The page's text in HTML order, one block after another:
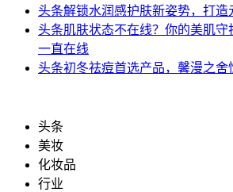
头条解锁水润感护肤新姿势，打造
头条肌肤状态不在线？你的美肌守
一直在线
头条初冬祛痘首选产品，馨漫之舍
头条
美妆
化妆品
行业